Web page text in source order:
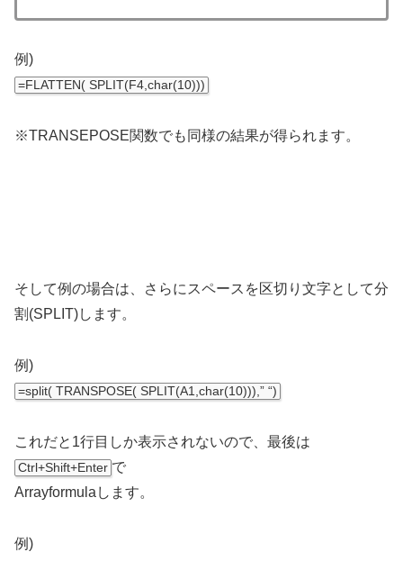
例)
=FLATTEN ( SPLIT(F4,char(10)))
※TRANSEPOSE関数でも同様の結果が得られます。
そして例の場合は、さらにスペースを区切り文字として分
割(SPLIT)します。
例)
=split( TRANSPOSE( SPLIT(A1,char(10))),” “)
これだと1行目しか表示されないので、最後は
Ctrl+Shift+Enter で
Arrayformulaします。
例)